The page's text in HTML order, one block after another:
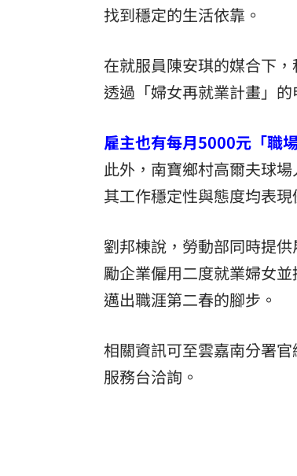
找到穩定的生活依靠。
在就服員陳安琪的媒合下
透過「婦女再就業計畫」
雇主也有每月5000元「職
此外，南寶鄉村高爾夫球
其工作穩定性與態度均表現
劉邦棟說，勞動部同時提
勵企業僱用二度就業婦女
邁出職涯第二春的腳步。
相關資訊可至雲嘉南分署官
服務台洽詢。